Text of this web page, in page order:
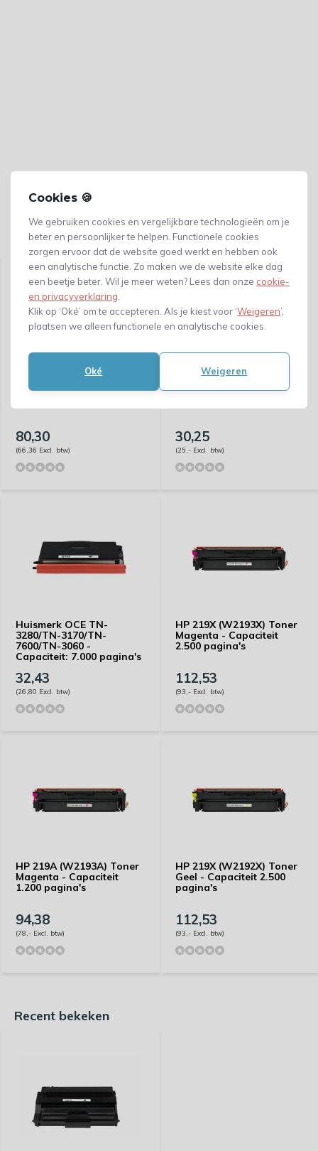
Cookies 🍪
We gebruiken cookies en vergelijkbare technologieën om je
beter en persoonlijker te helpen. Functionele cookies
zorgen ervoor dat de website goed werkt en hebben ook
een analytische functie. Zo maken we de website elke dag
een beetje beter. Wil je meer weten? Lees dan onze cookie-
en privacyverklaring
Klik op ‘Oké’ om te accepteren. Als je kiest voor ‘Weigeren’,
plaatsen we alleen functionele en analytische cookies.
Oké Weigeren
Gerelateerde producten
Capaciteit: 4.000 pagina's
80,30
(66,36 Excl. btw)
Capaciteit: 5.200 pagina's
30,25
(25,- Excl. btw)
Huismerk OCE TN-
3280/TN-3170/TN-
7600/TN-3060 -
Capaciteit: 7.000 pagina's
32,43
(26,80 Excl. btw)
HP 219X (W2193X) Toner
Magenta - Capaciteit
2.500 pagina's
112,53
(93,- Excl. btw)
HP 219A (W2193A) Toner
Magenta - Capaciteit
1.200 pagina's
94,38
(78,- Excl. btw)
HP 219X (W2192X) Toner
Geel - Capaciteit 2.500
pagina's
112,53
(93,- Excl. btw)
Recent bekeken